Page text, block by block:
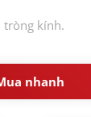
tròng kính.
nhanh